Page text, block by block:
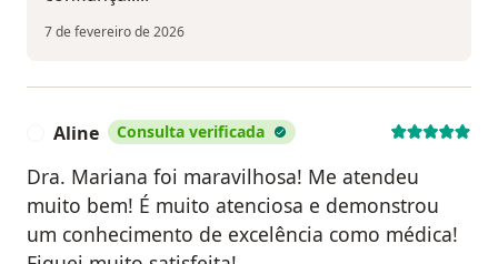
7 de fevereiro de 2026
Aline Consulta verificada
Dra. Mariana foi maravilhosa! Me atendeu
muito bem! É muito atenciosa e demonstrou
um conhecimento de excelência como médica!